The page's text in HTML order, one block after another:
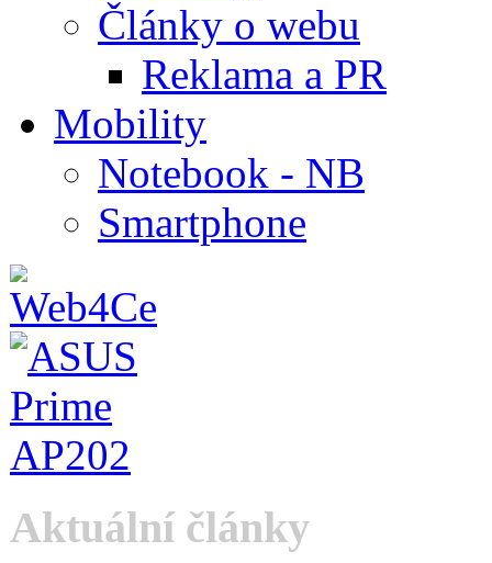
Články o webu
Reklama a PR
Mobility
Notebook - NB
Smartphone
Aktuální články